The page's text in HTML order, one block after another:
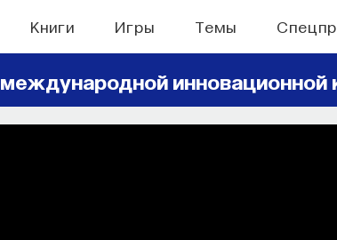
Книги Игры Темы
международной инновационной